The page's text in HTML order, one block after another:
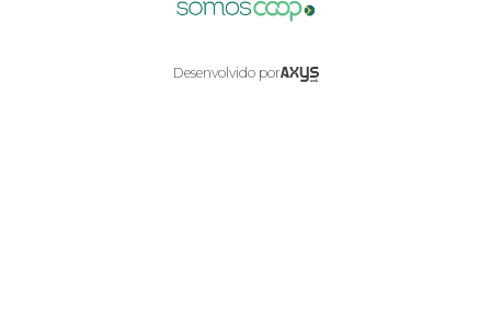
Desenvolvido por
Axysweb